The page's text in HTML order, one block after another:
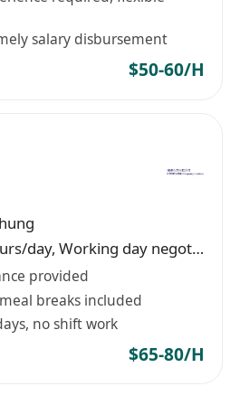
耐性、學習能力強、基本溝
salary disbursement
$50-60/H
More than 8 hours/day, Working day negotiable
provided
breaks included
no shift work
$65-80/H